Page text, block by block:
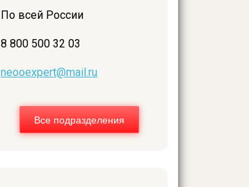
По всей России
8 800 500 32 03
neooexpert@mail.ru
Все подразделения